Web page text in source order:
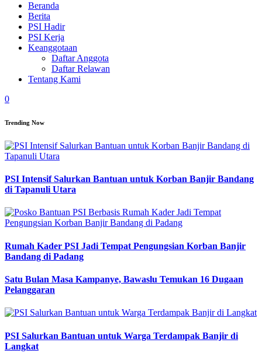
Beranda
Berita
PSI Hadir
PSI Kerja
Keanggotaan
Daftar Anggota
Daftar Relawan
Tentang Kami
0
Trending Now
PSI Intensif Salurkan Bantuan untuk Korban Banjir Bandang
di Tapanuli Utara
Rumah Kader PSI Jadi Tempat Pengungsian Korban Banjir
Bandang di Padang
Satu Bulan Masa Kampanye, Bawaslu Temukan 16 Dugaan
Pelanggaran
PSI Salurkan Bantuan untuk Warga Terdampak Banjir di
Langkat